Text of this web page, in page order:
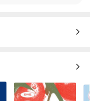
7년이 넘는 시간을 들인 근
〈바이링궐 에디션 한국 대
새로운 바람을 불어넣었다.
한영대역 시선집 시리즈